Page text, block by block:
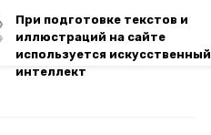
При подготовке текстов и
иллюстраций на сайте
используется искусственный
интеллект